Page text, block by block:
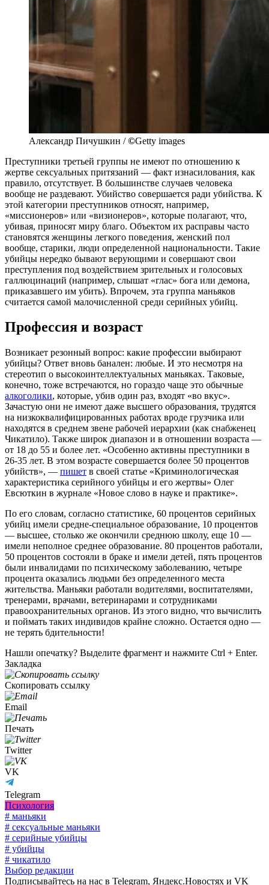
Александр Пичушкин /©Getty images
Преступники третьей группы не имеют по отношению к
жертве сексуальных притязаний — факт изнасилования, как
правило, отсутствует. В большинстве случаев человека
вообще не раздевают. Убийство совершается ради убийства. К
этой категории преступников относят, например,
«миссионеров» или «визионеров», которые полагают, что,
убивая, приносят миру благо. Объектом их расправы часто
становятся женщины легкого поведения, женский пол
вообще, старики, люди определенной национальности. Такие
убийцы нередко бывают верующими и совершают свои
преступления под воздействием зрительных и голосовых
галлюцинаций (например, слышат «глас» бога или демона,
приказавшего им убить). Впрочем, эта группа маньяков
считается самой малочисленной среди серийных убийц.
Профессия и возраст
Возникает резонный вопрос: какие профессии выбирают
убийцы? Ответ вновь банален: любые. И это несмотря на
стереотип о высокоинтеллектуальных маньяках. Таковые,
конечно, тоже встречаются, но гораздо чаще это обычные
алкоголики, которые, убив один раз, входят «во вкус».
Зачастую они не имеют даже высшего образования, трудятся
на низкоквалифицированных работах вроде грузчика или
находятся в среднем звене рабочей иерархии (как снабженец
Чикатило). Также широк диапазон и в отношении возраста —
от 18 до 55 и более лет. «Особенно активны преступники в
26-35 лет. В этом возрасте совершается более 50 процентов
убийств», — пишет в своей статье «Криминологическая
характеристика серийного убийцы и его жертвы» Олег
Евсюткин в журнале «Новое слово в науке и практике».
По его словам, согласно статистике, 60 процентов серийных
убийц имели средне-специальное образование, 10 процентов
— высшее, столько же окончили среднюю школу, еще 10 —
имели неполное среднее образование. 80 процентов работали,
50 процентов состояли в браке и имели детей, пять процентов
были инвалидами по психическому заболеванию, четыре
процента оказались людьми без определенного места
жительства. Маньяки работали водителями, воспитателями,
тренерами, врачами, ветеринарами и сотрудниками
правоохранительных органов. Из этого видно, что вычислить
и поймать таких индивидов крайне сложно. Остается одно —
не терять бдительности!
Нашли опечатку? Выделите фрагмент и нажмите Ctrl + Enter.
Закладка
Скопировать ссылку
Email
Печать
Twitter
VK
Telegram
Психология
# маньяки
# сексуальные маньяки
# серийные убийцы
# убийцы
# чикатило
Выбор редакции
Подписывайтесь на нас в Telegram, Яндекс.Новостях и VK